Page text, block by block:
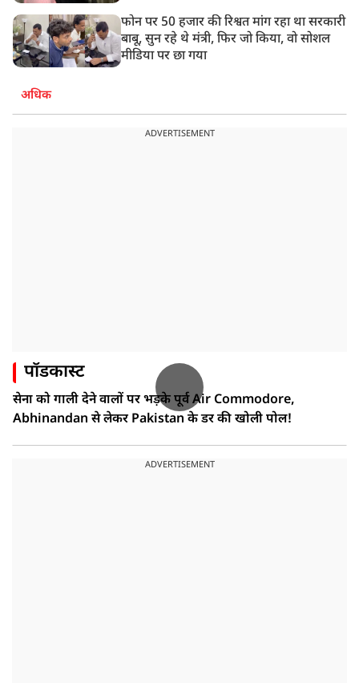
फोन पर 50 हजार की रिश्वत मांग रहा था सरकारी
बाबू, सुन रहे थे मंत्री, फिर जो किया, वो सोशल
मीडिया पर छा गया
अधिक
ADVERTISEMENT
पॉडकास्ट
सेना को गाली देने वालों पर भड़के पूर्व Air Commodore,
Abhinandan से लेकर Pakistan के डर की खोली पोल!
ADVERTISEMENT